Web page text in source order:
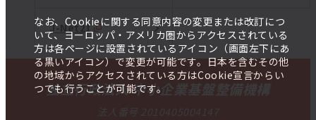
なお、Cookieに関する同意内容の変更または改訂につ
いて、ヨーロッパ・アメリカ圏からアクセスされている
方は各ページに設置されているアイコン（画面左下にあ
る黒いアイコン）で変更が可能です。日本を含むその他
の地域からアクセスされている方はCookie宣言からい
つでも行うことが可能です。
J-Net21
独立行政法人 中小企業基盤整備機構
法人番号 2010405004147